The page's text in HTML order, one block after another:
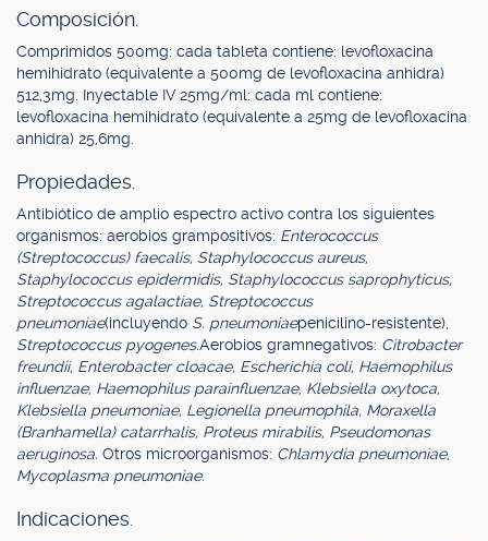
Composición.
Comprimidos 500mg: cada tableta contiene: levofloxacina
hemihidrato (equivalente a 500mg de levofloxacina anhidra)
512,3mg. Inyectable IV 25mg/ml: cada ml contiene:
levofloxacina hemihidrato (equivalente a 25mg de levofloxacina
anhidra) 25,6mg.
Propiedades.
Antibiótico de amplio espectro activo contra los siguientes
organismos: aerobios grampositivos: Enterococcus
(Streptococcus) faecalis, Staphylococcus aureus,
Staphylococcus epidermidis, Staphylococcus saprophyticus,
Streptococcus agalactiae, Streptococcus
pneumoniae(incluyendo S. pneumoniaepenicilino-resistente),
Streptococcus pyogenes.Aerobios gramnegativos: Citrobacter
freundii, Enterobacter cloacae, Escherichia coli, Haemophilus
influenzae, Haemophilus parainfluenzae, Klebsiella oxytoca,
Klebsiella pneumoniae, Legionella pneumophila, Moraxella
(Branhamella) catarrhalis, Proteus mirabilis, Pseudomonas
aeruginosa. Otros microorganismos: Chlamydia pneumoniae,
Mycoplasma pneumoniae.
Indicaciones.